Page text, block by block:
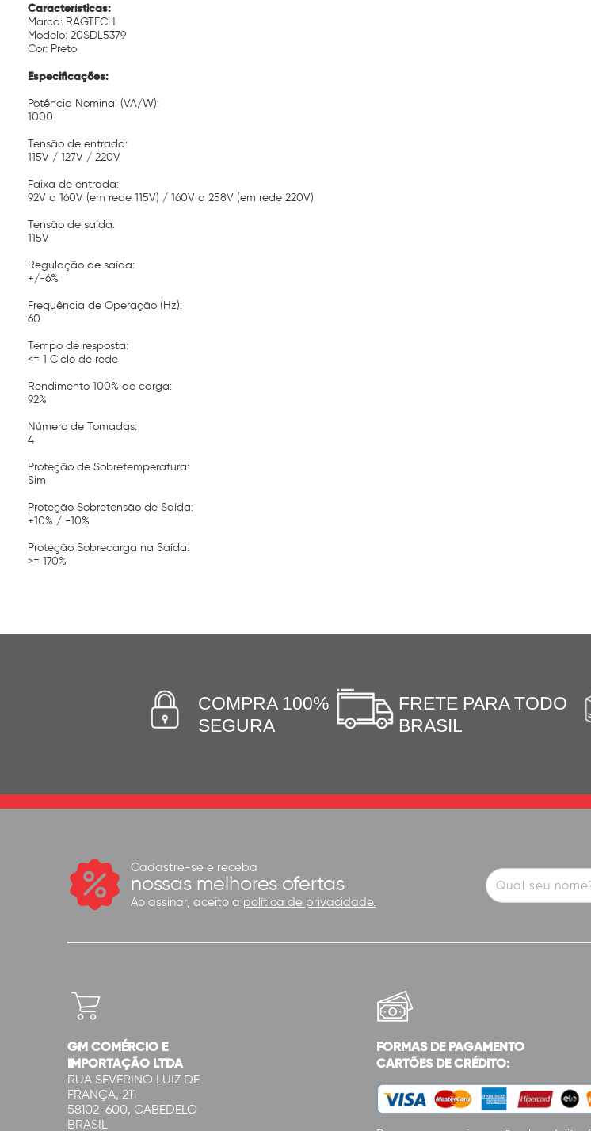
Características:
Marca: RAGTECH
Modelo: 20SDL5379
Cor: Preto
Especificações:
Potência Nominal (VA/W):
1000
Tensão de entrada:
115V / 127V / 220V
Faixa de entrada:
92V a 160V (em rede 115V) / 160V a 258V (em rede 220V)
Tensão de saída:
115V
Regulação de saída:
+/-6%
Frequência de Operação (Hz):
60
Tempo de resposta:
<= 1 Ciclo de rede
Rendimento 100% de carga:
92%
Número de Tomadas:
4
Proteção de Sobretemperatura:
Sim
Proteção Sobretensão de Saída:
+10% / -10%
Proteção Sobrecarga na Saída:
>= 170%
COMPRA 100%
SEGURA
FRETE PARA TODO
BRASIL
Cadastre-se e receba
nossas melhores ofertas
Ao assinar, aceito a política de privacidade.
GM COMÉRCIO E
IMPORTAÇÃO LTDA
RUA SEVERINO LUIZ DE
FRANÇA, 211
58102-600, CABEDELO
BRASIL
FORMAS DE PAGAMENTO
CARTÕES DE CRÉDITO: